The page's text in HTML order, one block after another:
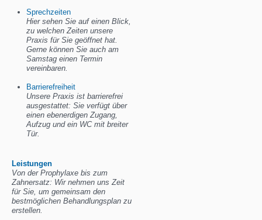
Sprechzeiten
Hier sehen Sie auf einen Blick,
zu welchen Zeiten unsere
Praxis für Sie geöffnet hat.
Gerne können Sie auch am
Samstag einen Termin
vereinbaren.
Barrierefreiheit
Unsere Praxis ist barrierefrei
ausgestattet: Sie verfügt über
einen ebenerdigen Zugang,
Aufzug und ein WC mit breiter
Tür.
Leistungen
Von der Prophylaxe bis zum
Zahnersatz: Wir nehmen uns Zeit
für Sie, um gemeinsam den
bestmöglichen Behandlungsplan zu
erstellen.